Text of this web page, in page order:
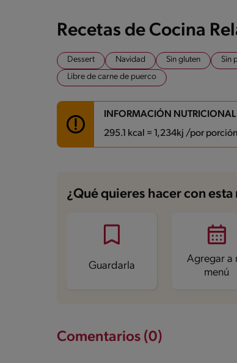
Recetas de Cocina
Dessert Navidad Sin gluten Sin
Libre de carne de puerco
INFORMACIÓN NUTRICIONAL
295.1 kcal = 1,234kj /por porción
Energía
295.1 kcal
Grasas 14.7 g
Sodio
¿Qué quieres hacer con esta
Guardarla
Agregar a
menú
Comentarios (0)